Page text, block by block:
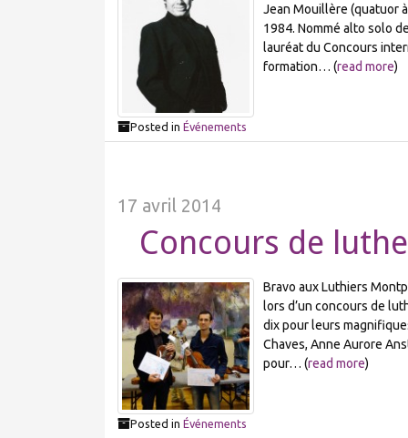
Jean Mouillère (quatuor
1984. Nommé alto solo
lauréat du Concours
formation… (read more)
Posted in Événements
17 avril 2014
Concours de
Bravo aux Luthiers
lors d’un concours de
dix pour leurs
Chaves, Anne Aurore
pour… (read more)
Posted in Événements